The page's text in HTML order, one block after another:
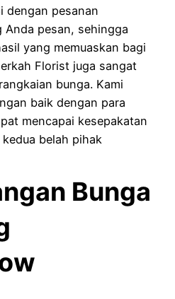
dengan pesanan
Anda pesan, sehingga
yang memuaskan bagi
Florist juga sangat
bunga. Kami
baik dengan para
mencapai kesepakatan
belah pihak
Bunga